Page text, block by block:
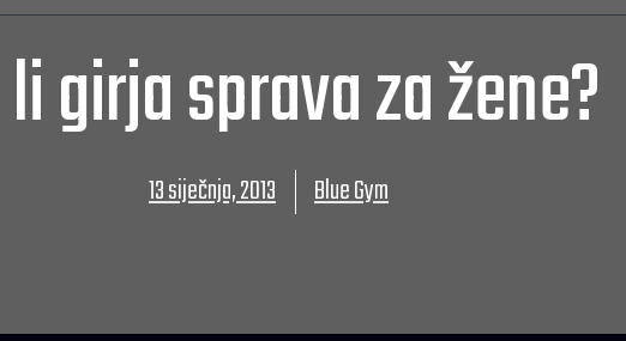
girja sprava za žene?
13 siječnja, 2013 Blue Gym